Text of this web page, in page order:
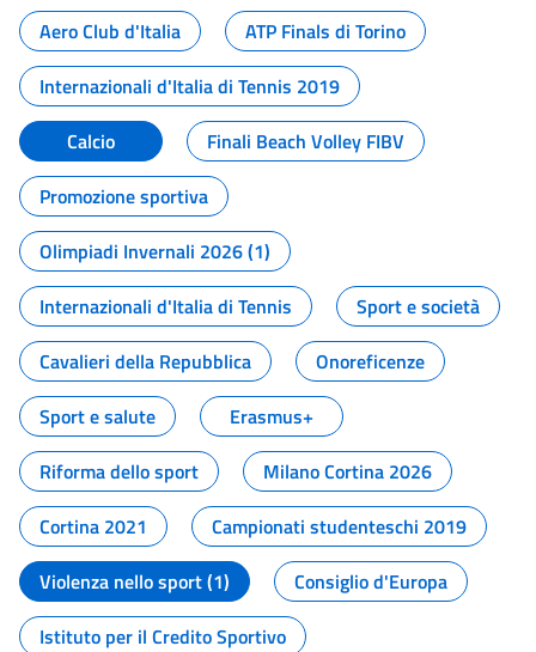
Aero Club d'Italia
ATP Finals di Torino
Internazionali d'Italia di Tennis 2019
Calcio
Finali Beach Volley FIBV
Promozione sportiva
Olimpiadi Invernali 2026 (1)
Internazionali d'Italia di Tennis
Sport e società
Cavalieri della Repubblica
Onoreficenze
Sport e salute
Erasmus+
Riforma dello sport
Milano Cortina 2026
Cortina 2021
Campionati studenteschi 2019
Violenza nello sport (1)
Consiglio d'Europa
Istituto per il Credito Sportivo